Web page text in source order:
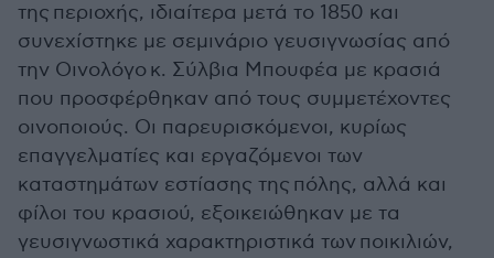
της περιοχής, ιδιαίτερα μετά το 1850 και
συνεχίστηκε με σεμινάριο γευσιγνωσίας από
την Οινολόγο κ. Σύλβια Μπουφέα με κρασιά
που προσφέρθηκαν από τους συμμετέχοντες
οινοποιούς. Οι παρευρισκόμενοι, κυρίως
επαγγελματίες και εργαζόμενοι των
καταστημάτων εστίασης της πόλης, αλλά και
φίλοι του κρασιού, εξοικειώθηκαν με τα
γευσιγνωστικά χαρακτηριστικά των ποικιλιών,